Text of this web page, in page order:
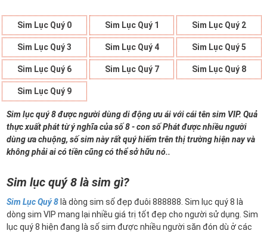
Sim Lục Quý 0 Sim Lục Quý 1 Sim Lục Quý 2
Sim Lục Quý 3 Sim Lục Quý 4 Sim Lục Quý 5
Sim Lục Quý 6 Sim Lục Quý 7 Sim Lục Quý 8
Sim Lục Quý 9
Sim lục quý 8 được người dùng di động ưu ái với cái tên sim VIP. Quả
thực xuất phát từ ý nghĩa của số 8 - con số Phát được nhiều người
dùng ưa chuộng, số sim này rất quý hiếm trên thị trường hiện nay và
không phải ai có tiền cũng có thể sở hữu nó..
Sim lục quý 8 là sim gì?
Sim Lục Quý 8 là dòng sim số đẹp đuôi 888888. Sim lục quý 8 là
dòng sim VIP mang lại nhiều giá trị tốt đẹp cho người sử dụng. Sim
lục quý 8 hiện đang là số sim được nhiều người săn đón dù ở các